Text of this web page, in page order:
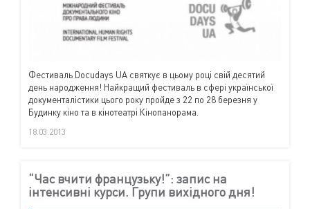
Фестиваль Docudays UA святкує в цьому році свій десятий
день народження! Найкращий фестиваль в сфері української
документалістики цього року пройде з 22 по 28 березня у
Будинку кіно та в кінотеатрі Кінопанорама.
18.03.2013
“Час вчити французьку!”: запис на
інтенсивні курси. Групи вихідного дня!